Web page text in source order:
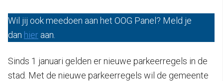
Wil jij ook meedoen aan het OOG Panel? Meld je
dan hier aan.
Sinds 1 januari gelden er nieuwe parkeerregels in de
stad. Met de nieuwe parkeerregels wil de gemeente